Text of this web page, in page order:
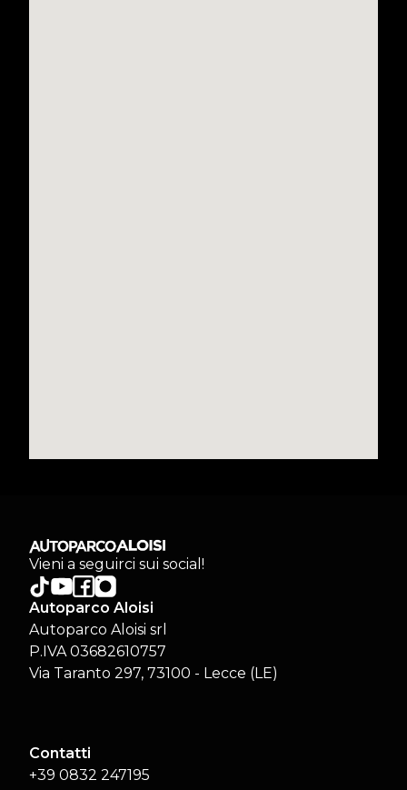
Vieni a seguirci sui social!
Autoparco Aloisi
Autoparco Aloisi srl
P.IVA 03682610757
Via Taranto 297, 73100 - Lecce (LE)
Contatti
+39 0832 247195